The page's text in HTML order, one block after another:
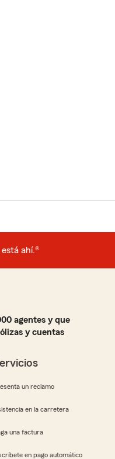
ahí.®
agentes y que
y cuentas
un reclamo
en la carretera
una factura
en pago automático